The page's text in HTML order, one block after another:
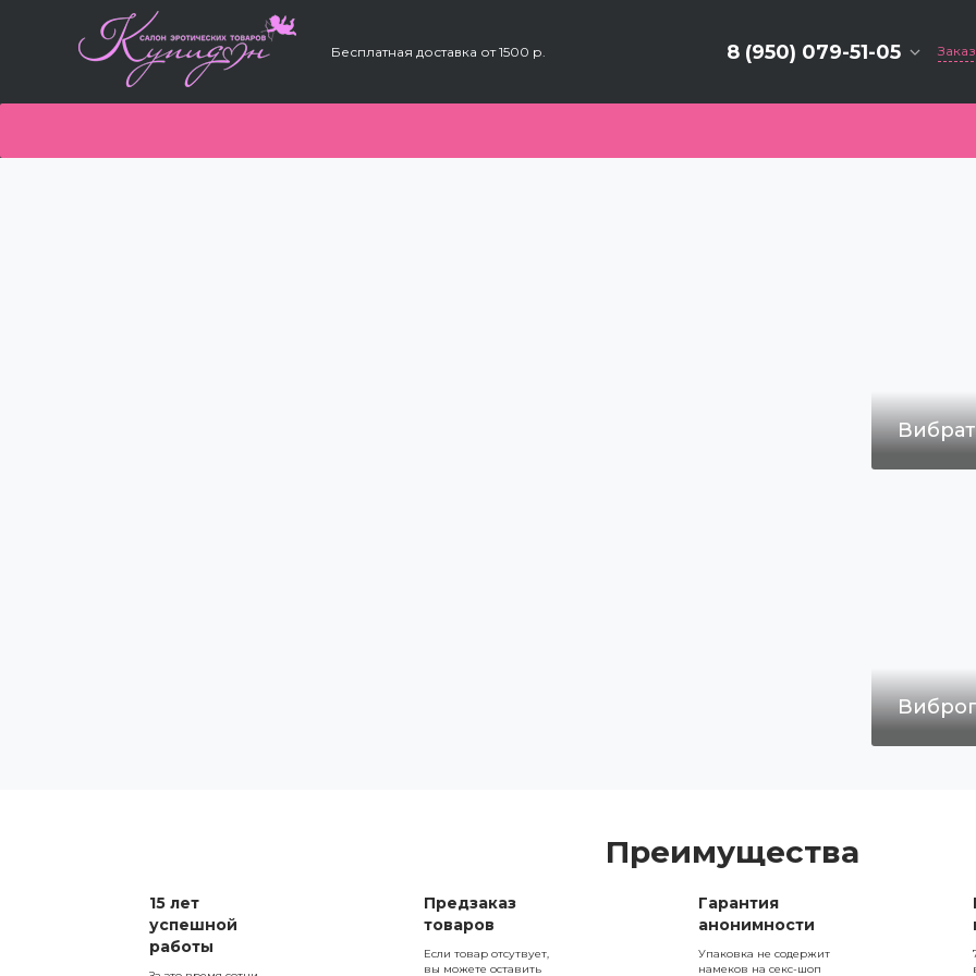
Бесплатная доставка от 1500 р. 8 (950) 079-51-05
8 (3953) 27‒95‒15
ТЦ "Кооператор"
Преимущества
15 лет
успешной
работы
Предзаказ
товаров
Если товар отсутвует,
вы можете оставить
Гарантия
анонимности
Упаковка не содержит
намеков на секс-шоп